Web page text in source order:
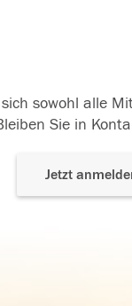
sowohl alle
Sie in
Jetzt